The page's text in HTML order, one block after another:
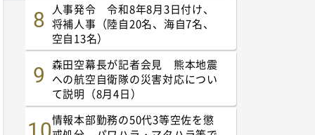
人事発令 令和8年8月3日付け、
将補人事（陸自20名、海自7名、
空自13名）
森田空幕長が記者会見 熊本地震
への航空自衛隊の災害対応につい
て説明（8月4日）
情報本部勤務の50代3等空佐を懲